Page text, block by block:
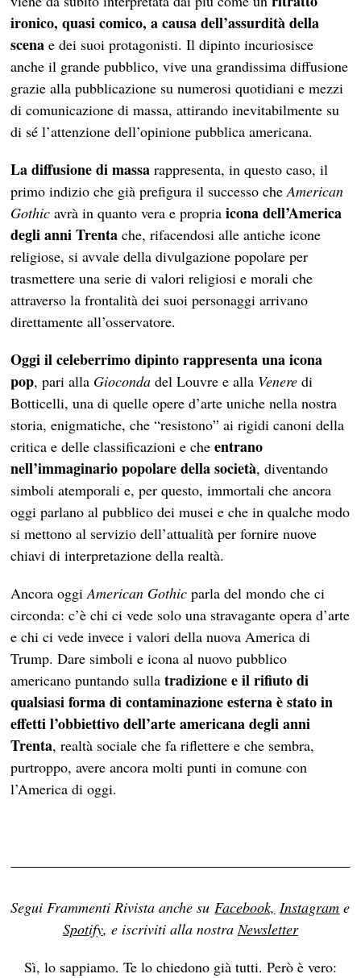
ironico, quasi comico, a causa dell’assurdità della
scenae dei suoi protagonisti. Il dipinto incuriosisce
anche il grande pubblico, vive una grandissima diffusione
grazie alla pubblicazione su numerosi quotidiani e mezzi
di comunicazione di massa, attirando inevitabilmente su
di sé l’attenzione dell’opinione pubblica americana.
La diffusione di massa rappresenta, in questo caso, il
primo indizio che già prefigura il successo cheAmerican
Gothic avrà in quanto vera e propriaicona dell’America
degli anni Trenta che, rifacendosi alle antiche icone
religiose, si avvale della divulgazione popolare per
trasmettere una serie di valori religiosi e morali che
attraverso la frontalità dei suoi personaggi arrivano
direttamente all’osservatore.
Oggi il celeberrimo dipinto rappresenta una icona
pop, pari alla Giocondadel Louvre e alla Venere di
Botticelli, una di quelle opere d’arte uniche nella nostra
storia, enigmatiche, che “resistono” ai rigidi canoni della
critica e delle classificazioni e cheentrano
nell’immaginario popolare della società, diventando
simboli atemporali e, per questo, immortali che ancora
oggi parlano al pubblico dei musei e che in qualche modo
si mettono al servizio dell’attualità per fornire nuove
chiavi di interpretazione della realtà.
Ancora oggiAmerican Gothic parla del mondo che ci
circonda: c’è chi ci vede solo una stravagante opera d’arte
e chi ci vede invece i valori della nuova America di
Trump. Dare simboli e icona al nuovo pubblico
americano puntando sulla tradizione e il rifiuto di
qualsiasi forma di contaminazione esterna è stato in
effetti l’obbiettivo dell’arte americana degli anni
Trenta, realtà sociale che fa riflettere e che sembra,
purtroppo, avere ancora molti punti in comune con
l’America di oggi.
Segui Frammenti Rivista anche suFacebook, Instagram e
Spotify, e iscriviti alla nostraNewsletter
Sì, lo sappiamo. Te lo chiedono già tutti. Però è vero: